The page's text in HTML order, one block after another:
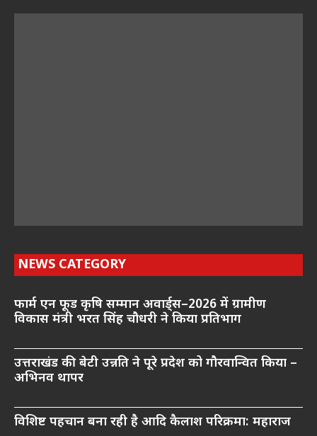
NEWS CATEGORY
फार्म एन फूड कृषि सम्मान अवार्ड्स–2026 में ग्रामीण
विकास मंत्री भरत सिंह चौधरी ने किया प्रतिभाग
उत्तराखंड की बेटी उन्नति ने पूरे प्रदेश को गौरवान्वित किया –
अभिनव थापर
विशिष्ट पहचान बना रही है आदि कैलाश परिक्रमा: महाराज